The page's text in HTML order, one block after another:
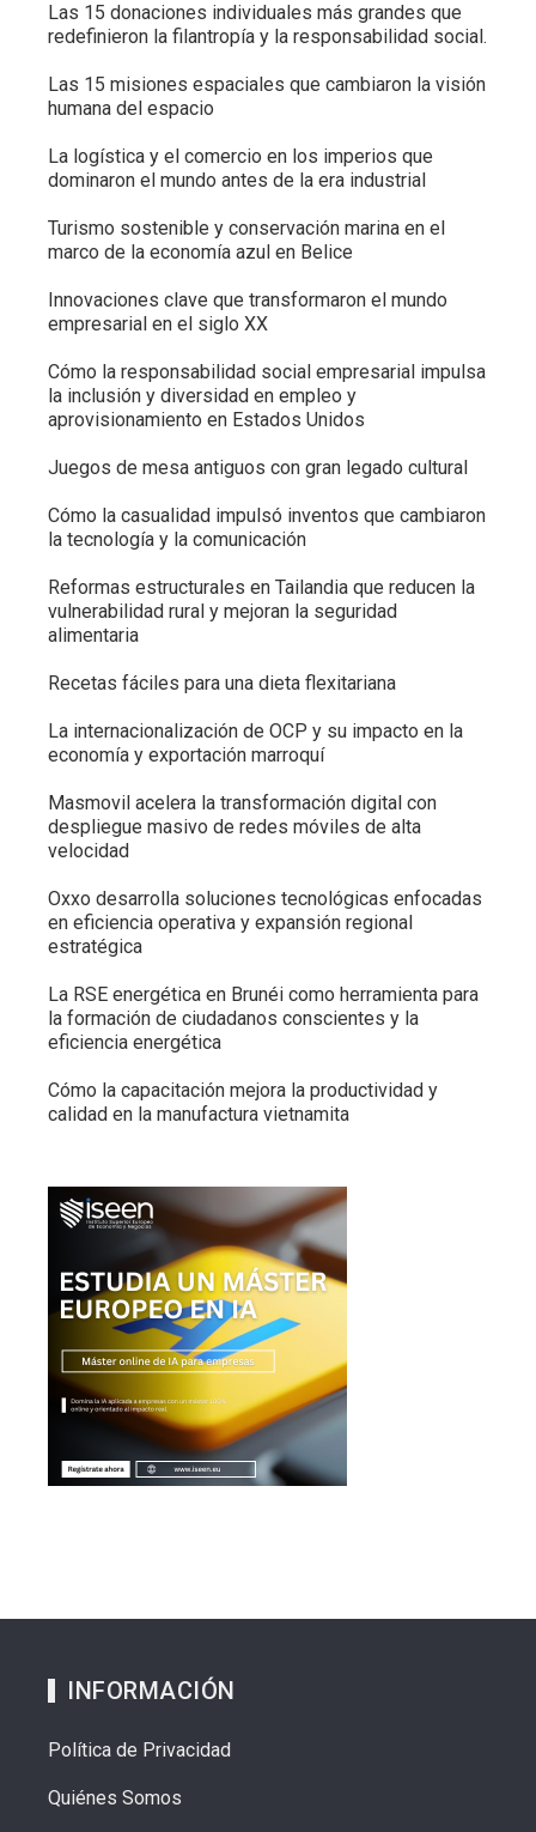
Las 15 donaciones individuales más grandes que
redefinieron la filantropía y la responsabilidad social.
Las 15 misiones espaciales que cambiaron la visión
humana del espacio
La logística y el comercio en los imperios que
dominaron el mundo antes de la era industrial
Turismo sostenible y conservación marina en el
marco de la economía azul en Belice
Innovaciones clave que transformaron el mundo
empresarial en el siglo XX
Cómo la responsabilidad social empresarial impulsa
la inclusión y diversidad en empleo y
aprovisionamiento en Estados Unidos
Juegos de mesa antiguos con gran legado cultural
Cómo la casualidad impulsó inventos que cambiaron
la tecnología y la comunicación
Reformas estructurales en Tailandia que reducen la
vulnerabilidad rural y mejoran la seguridad
alimentaria
Recetas fáciles para una dieta flexitariana
La internacionalización de OCP y su impacto en la
economía y exportación marroquí
Masmovil acelera la transformación digital con
despliegue masivo de redes móviles de alta
velocidad
Oxxo desarrolla soluciones tecnológicas enfocadas
en eficiencia operativa y expansión regional
estratégica
La RSE energética en Brunéi como herramienta para
la formación de ciudadanos conscientes y la
eficiencia energética
Cómo la capacitación mejora la productividad y
calidad en la manufactura vietnamita
INFORMACIÓN
Política de Privacidad
Quiénes Somos